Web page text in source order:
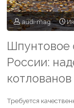
audi-mag
Шпунтовое
России:
Требуется